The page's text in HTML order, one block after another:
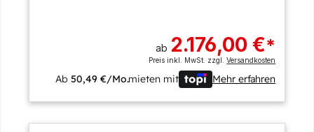
ab 2.176,00 €*
Preis inkl. MwSt. zzgl.Versandkosten
Ab50,49 €/Mo.mieten mit Mehr erfahren